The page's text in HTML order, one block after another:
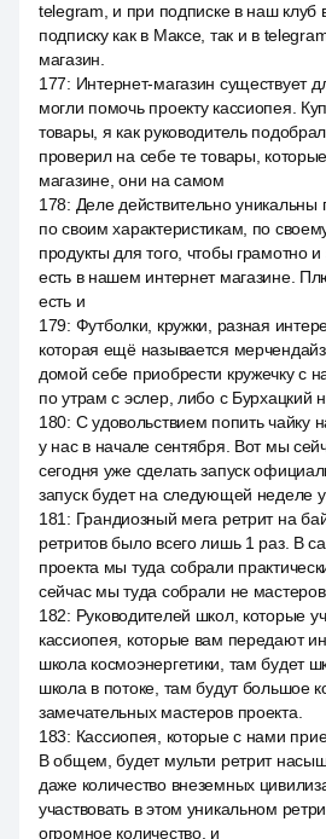
telegram, и при подписке в наш клуб
подписку как в Максе, так и в
магазин.
177: Интернет-магазин существует
могли помочь проекту кассиопея.
товары, я как руководитель
проверил на себе те товары,
магазине, они на самом
178: Деле действительно уникальны
по своим характеристикам, по
продукты для того, чтобы грамотно и
есть в нашем интернет магазине.
есть и
179: Футболки, кружки, разная
которая ещё называется
домой себе приобрести кружечку с
по утрам с эслер, либо с Бурхацкий
180: С удовольствием попить чайку
у нас в начале сентября. Вот мы
сегодня уже сделать запуск
запуск будет на следующей неделе у
181 : Грандиозный мега ретрит на
ретритов было всего лишь 1 раз. В
проекта мы туда собрали
сейчас мы туда собрали не
182: Руководителей школ, которые
кассиопея, которые вам передают
школа космоэнергетики, там будет
школа в потоке, там будут большое
замечательных мастеров проекта.
183: Кассиопея, которые с нами
В общем, будет мульти ретрит
даже количество внеземных
участвовать в этом уникальном
огромное количество, и